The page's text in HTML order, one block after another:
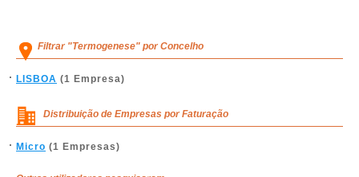
Filtrar "Termogenese" por Concelho
LISBOA (1 Empresa)
Distribuição de Empresas por Faturação
Micro (1 Empresas)